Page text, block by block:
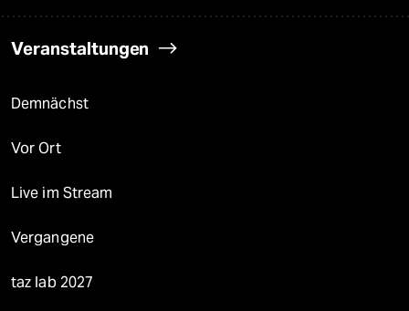
Veranstaltungen
Demnächst
Vor Ort
Live im Stream
Vergangene
taz lab 2027